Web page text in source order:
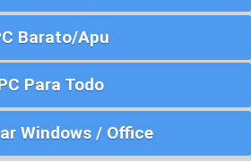
Barato/Apu
Para Todo
Windows / Office